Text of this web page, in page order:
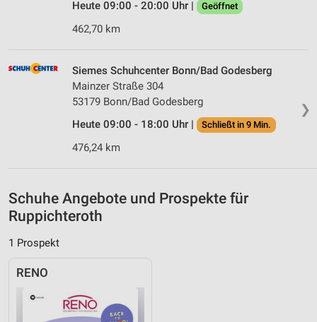
Heute 09:00 - 20:00 Uhr | Geöffnet
462,70 km
❯
Siemes Schuhcenter Bonn/Bad Godesberg
Mainzer Straße 304
53179 Bonn/Bad Godesberg
Heute 09:00 - 18:00 Uhr |
Schließt in 9 Min.
476,24 km
Schuhe Angebote und Prospekte für
Ruppichteroth
1 Prospekt
RENO
IAB-Besonderheiten:
Geräte anhand von aktiv angeforderten
Informationen identifizieren
Funktional
Werbung